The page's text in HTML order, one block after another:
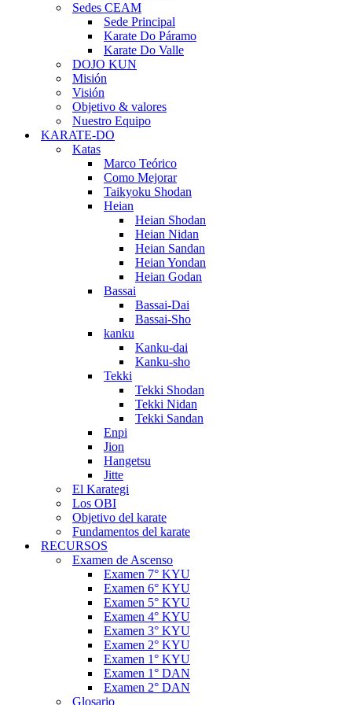
Sedes CEAM
Sede Principal
Karate Do Páramo
Karate Do Valle
DOJO KUN
Misión
Visión
Objetivo & valores
Nuestro Equipo
KARATE-DO
Katas
Marco Teórico
Como Mejorar
Taikyoku Shodan
Heian
Heian Shodan
Heian Nidan
Heian Sandan
Heian Yondan
Heian Godan
Bassai
Bassai-Dai
Bassai-Sho
kanku
Kanku-dai
Kanku-sho
Tekki
Tekki Shodan
Tekki Nidan
Tekki Sandan
Enpi
Jion
Hangetsu
Jitte
El Karategi
Los OBI
Objetivo del karate
Fundamentos del karate
RECURSOS
Examen de Ascenso
Examen 7° KYU
Examen 6° KYU
Examen 5° KYU
Examen 4° KYU
Examen 3° KYU
Examen 2° KYU
Examen 1° KYU
Examen 1° DAN
Examen 2° DAN
Glosario